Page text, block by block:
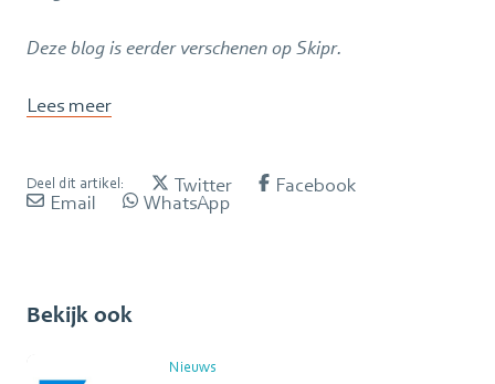
Deze blog is eerder verschenen op Skipr.
Lees meer
Deel dit artikel: Twitter Facebook
Email WhatsApp
Bekijk ook
Nieuws